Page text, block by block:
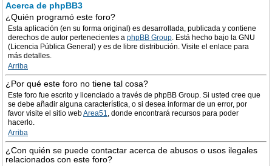
Acerca de phpBB3
¿Quién programó este foro?
Esta aplicación (en su forma original) es desarrollada, publicada y contiene
derechos de autor pertenecientes a phpBB Group. Está hecho bajo la GNU
(Licencia Pública General) y es de libre distribución. Visite el enlace para
más detalles.
Arriba
¿Por qué este foro no tiene tal cosa?
Este foro fue escrito y licenciado a través de phpBB Group. Si usted cree que
se debe añadir alguna característica, o si desea informar de un error, por
favor visite el sitio webArea51, donde encontrará recursos para poder
hacerlo.
Arriba
¿Con quién se puede contactar acerca de abusos o usos ilegales
relacionados con este foro?